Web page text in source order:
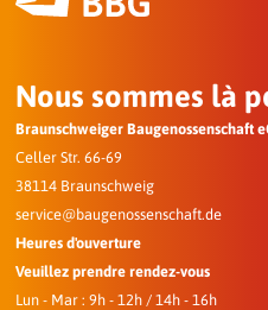
Protection des données
Nous sommes là
Braunschweiger Baugenossenschaft
Celler Str. 66-69
38114 Braunschweig
service@baugenossenschaft.de
Heures d'ouverture
Veuillez prendre rendez-vous
Lun - Mar : 9h - 12h / 14h - 16h